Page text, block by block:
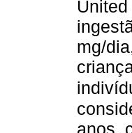
mg/
anos,